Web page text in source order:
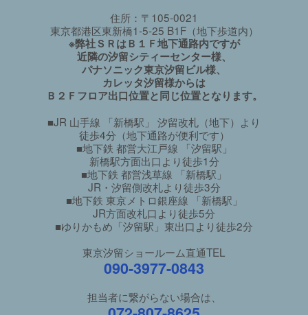
住所：〒105-0021
東京都港区東新橋1-5-25 B1F（地下歩道内）
※弊社ＳＲはＢ１Ｆ地下通路内ですが
近隣の汐留シティーセンター様、
パナソニック東京汐留ビル様、
カレッタ汐留様からは
Ｂ２Ｆフロア出口位置と同じ位置となります。
■JR 山手線 「新橋駅」 汐留改札（地下）より
徒歩4分（地下通路が便利です）
■地下鉄 都営大江戸線 「汐留駅」
新橋駅方面出口より徒歩1分
■地下鉄 都営浅草線 「新橋駅」
JR・汐留側改札より徒歩3分
■地下鉄 東京メトロ銀座線 「新橋駅」
JR方面改札口より徒歩5分
■ゆりかもめ「汐留駅」東出口より徒歩2分
東京汐留ショールーム直通TEL
090-3977-0843
担当者に繋がらない場合は、